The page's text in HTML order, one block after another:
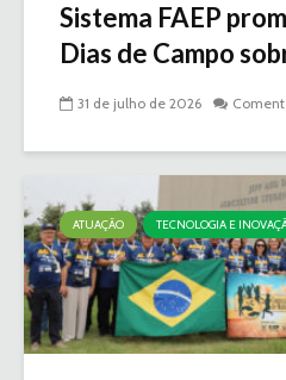
Sistema FAEP
Dias de Campo
31 de julho de 2026
ATUAÇÃO TECNOLOGIA E